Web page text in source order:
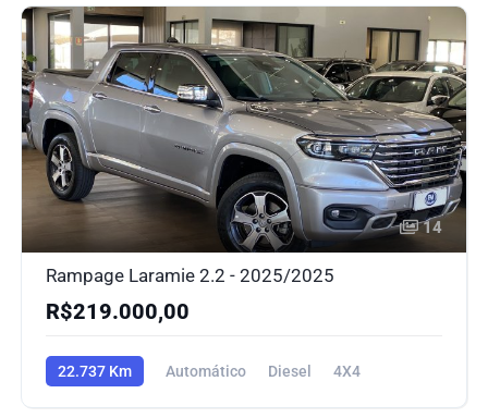
14
Rampage Laramie 2.2 - 2025/2025
R$219.000,00
22.737 Km Automático Diesel 4X4